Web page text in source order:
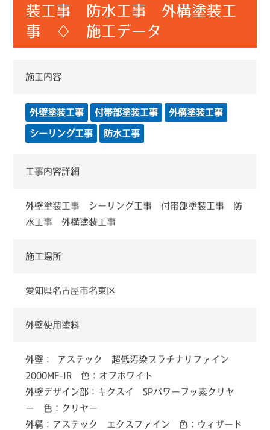
装工事 防水工事 外構塗装工
事 ♢ 施工データ
施工内容
外壁塗装工事 付帯部塗装工事 外構塗装工事
シーリング工事 防水工事
工事内容詳細
外壁塗装工事 シーリング工事 付帯部塗装工事 防
水工事 外構塗装工事
施工場所
愛知県名古屋市名東区
外壁使用塗料
外壁： アステック 超低汚染プラチナリファイン
2000MF-IR 色：オフホワイト
外壁デザイン部：キクスイ SPパワーフッ素クリヤ
ー 色：クリヤー
外構：アステック エクスファイン 色：ウィザード